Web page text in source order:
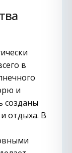
в
и
созданы
отдыха. В